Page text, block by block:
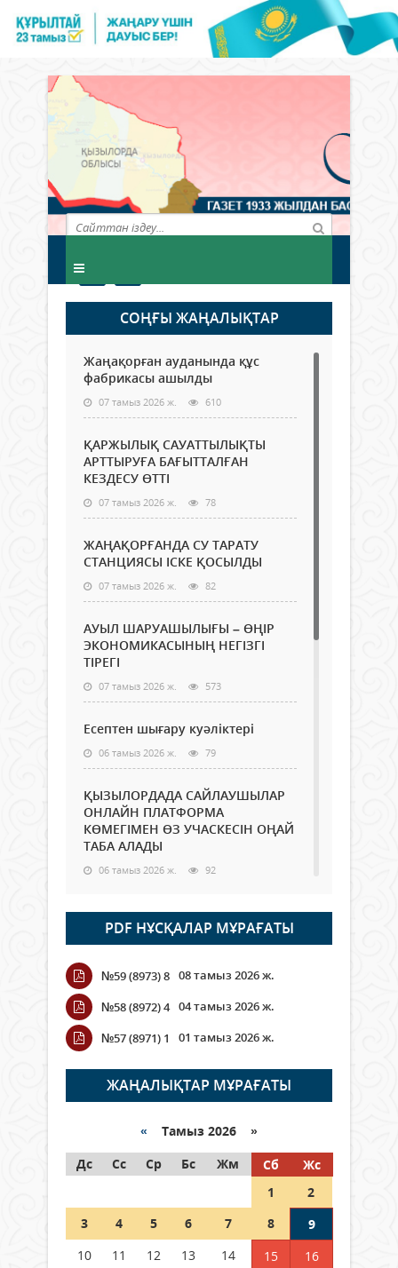
СОҢҒЫ ЖАҢАЛЫҚТАР
Жаңақорған ауданында құс
фабрикасы ашылды
07 тамыз 2026 ж. 610
ҚАРЖЫЛЫҚ САУАТТЫЛЫҚТЫ
АРТТЫРУҒА БАҒЫТТАЛҒАН
КЕЗДЕСУ ӨТТІ
07 тамыз 2026 ж. 78
ЖАҢАҚОРҒАНДА СУ ТАРАТУ
СТАНЦИЯСЫ ІСКЕ ҚОСЫЛДЫ
07 тамыз 2026 ж. 82
АУЫЛ ШАРУАШЫЛЫҒЫ – ӨҢІР
ЭКОНОМИКАСЫНЫҢ НЕГІЗГІ
ТІРЕГІ
07 тамыз 2026 ж. 573
Есептен шығару куәліктері
06 тамыз 2026 ж. 79
ҚЫЗЫЛОРДАДА САЙЛАУШЫЛАР
ОНЛАЙН ПЛАТФОРМА
КӨМЕГІМЕН ӨЗ УЧАСКЕСІН ОҢАЙ
ТАБА АЛАДЫ
06 тамыз 2026 ж. 92
Open Air: Қызылорда облысы
полиция департаменті 20
мыңнан астам көрерменнің
қауіпсіздігін қамтамасыз етті
06 тамыз 2026 ж.
Wi-Fi ҚАБЫРҒА АРҚЫЛЫ ҚАЛАЙ
ӨТЕДІ?
06 тамыз 2026 ж. 269
граждане Казахстана,
05 тамыз 2026 ж. 151
Шетелде жүрген Қазақстан
азаматтары қалай дауыс бере
PDF НҰСҚАЛАР МҰРАҒАТЫ
№59 (8973) 8 08 тамыз 2026 ж.
№58 (8972) 4 04 тамыз 2026 ж.
№57 (8971) 1
01 тамыз 2026 ж.
ЖАҢАЛЫҚТАР МҰРАҒАТЫ
« Тамыз 2026 »
Дс
Сс Ср Бс Жм Сб
Жс
1
2
3
4 5 6 7 8
9
10
11 12 13 14 15
16